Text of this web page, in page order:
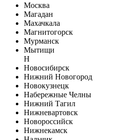
Москва
Магадан
Махачкала
Магнитогорск
Мурманск
Мытищи
Н
Новосибирск
Нижний Новогород
Новокузнецк
Набережные Челны
Нижний Тагил
Нижневартовск
Новороссийск
Нижнекамск